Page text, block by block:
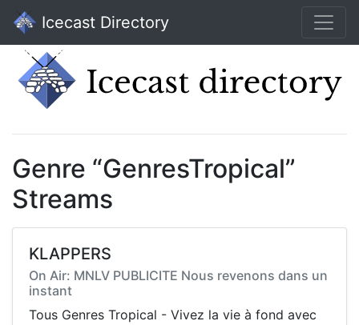
Icecast Directory
Genre “GenresTropical”
Streams
KLAPPERS
On Air: MNLV PUBLICITE Nous revenons dans un
instant
Tous Genres Tropical - Vivez la vie à fond avec